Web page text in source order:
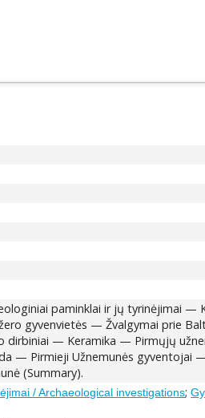
paminklai ir jų tyrinėjimai —
gyvenvietės — Žvalgymai prie
— Keramika — Pirmųjų
— Pirmieji Užnemunės gyventojai
(Summary).
/ Archaeological investigations;